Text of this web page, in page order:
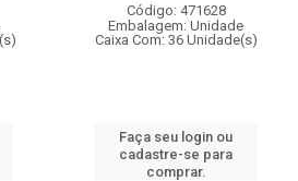
Código: 471628
Embalagem: Unidade
Caixa Com: 36 Unidade(s)
Faça seu login ou
cadastre-se para
comprar.